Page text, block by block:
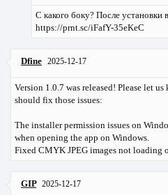
С какого боку? После установки
https://prnt.sc/iFafY-35eKeC
Dfine 2025-12-17
Version 1.0.7 was released! Please let
should fix those issues:
The installer permission issues on
when opening the app on Windows.
Fixed CMYK JPEG images not loading
GIP 2025-12-17